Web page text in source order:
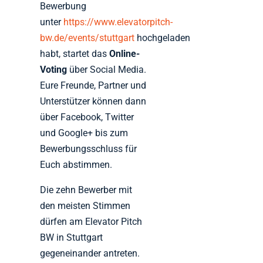
Bewerbung
unter https://www.elevatorpitch-
bw.de/events/stuttgart hochgeladen
habt, startet dasOnline-
Voting über Social Media.
Eure Freunde, Partner und
Unterstützer können dann
über Facebook, Twitter
und Google+ bis zum
Bewerbungsschluss für
Euch abstimmen.
Die zehn Bewerber mit
den meisten Stimmen
dürfen am Elevator Pitch
BW in Stuttgart
gegeneinander antreten.